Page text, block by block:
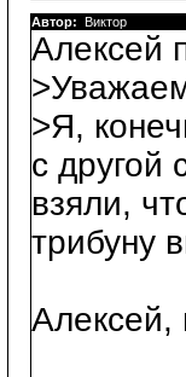
Автор: Виктор
Алексей
>Я,
с другой
взяли,
трибуну
Алексей,